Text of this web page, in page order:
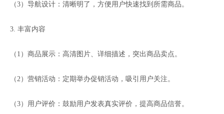
（3）导航设计：清晰明了，方便用户快速找到所需商品。
3. 丰富内容
（1）商品展示：高清图片、详细描述，突出商品卖点。
（2）营销活动：定期举办促销活动，吸引用户关注。
（3）用户评价：鼓励用户发表真实评价，提高商品信誉。